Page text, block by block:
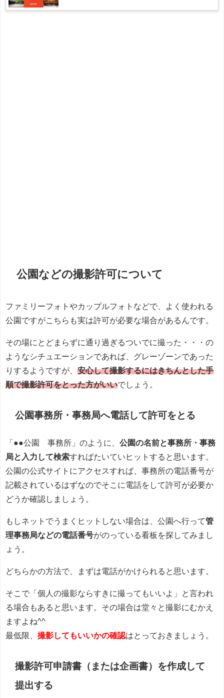
公園などの撮影許可について
ファミリーフォトやカップルフォトなどで、よく使われる
公園ですがこちらも実は許可が必要な場合があるんです。
その場にとどまらずに通り過ぎるついでに撮った・・・の
ようなシチュエーションであれば、グレーゾーンであった
りするようですが、 安心して撮影するにはきちんとした手
順で撮影許可をとった方がいいでしょう。
公園事務所・事務局へ電話して許可をとる
「●●公園 事務所」のように、 公園の名前と事務所・事務
局と入力して検索すればたいていヒットすると思います。
公園の公式サイトにアクセスすれば、事務所の電話番号が
記載されているはずなのでそこに電話をして許可が必要か
どうか確認しましょう。
もしネットでうまくヒットしない場合は、公園へ行って管
理事務局などの電話番号がのっている看板を探してみまし
ょう。
どちらかの方法で、まずは電話がかけられると思います。
そこで「個人の撮影ならすきに撮ってもいいよ」と言われ
る場合もあると思います。その場合は堂々と撮影にむかえ
ますよね^^
最低限、 撮影してもいいかの確認はとっておきましょう。
撮影許可申請書（または企画書）を作成して
提出する